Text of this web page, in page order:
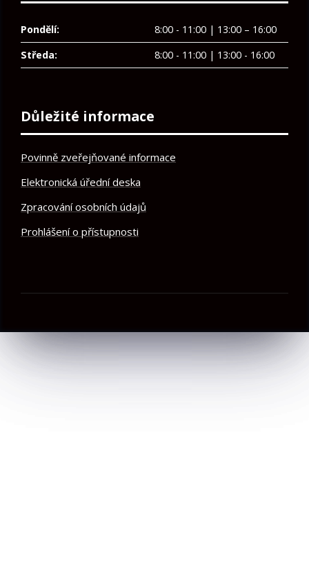
Pondělí:
8:00 - 11:00 | 13:00 – 16:00
Středa:
8:00 - 11:00 | 13:00 - 16:00
Důležité informace
Povinně zveřejňované informace
Elektronická úřední deska
Zpracování osobních údajů
Prohlášení o přístupnosti